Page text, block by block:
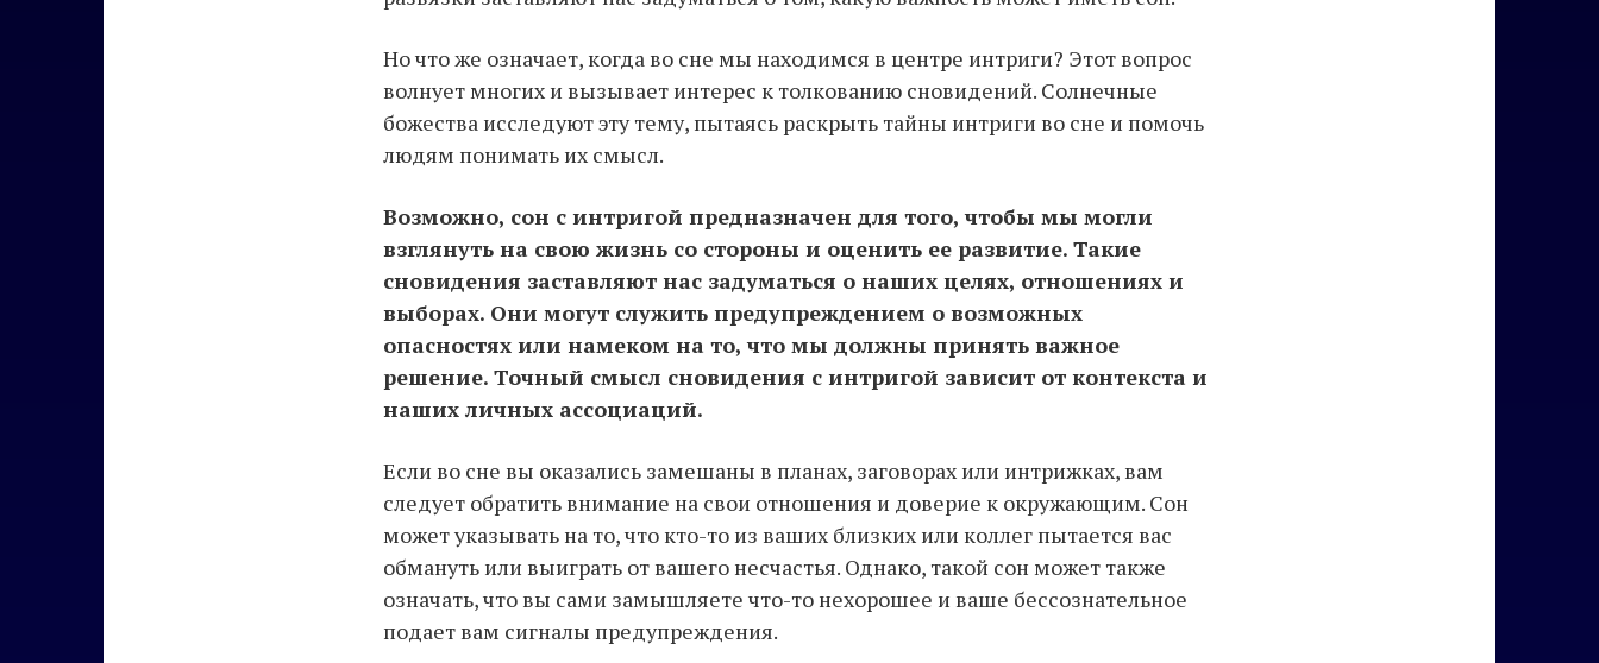
Но что же означает, когда во сне мы находимся в центре интриги? Этот вопрос
волнует многих и вызывает интерес к толкованию сновидений. Солнечные
божества исследуют эту тему, пытаясь раскрыть тайны интриги во сне и помочь
людям понимать их смысл.
Возможно, сон с интригой предназначен для того, чтобы мы могли
взглянуть на свою жизнь со стороны и оценить ее развитие. Такие
сновидения заставляют нас задуматься о наших целях, отношениях и
выборах. Они могут служить предупреждением о возможных
опасностях или намеком на то, что мы должны принять важное
решение. Точный смысл сновидения с интригой зависит от контекста и
наших личных ассоциаций.
Если во сне вы оказались замешаны в планах, заговорах или интрижках, вам
следует обратить внимание на свои отношения и доверие к окружающим. Сон
может указывать на то, что кто-то из ваших близких или коллег пытается вас
обмануть или выиграть от вашего несчастья. Однако, такой сон может также
означать, что вы сами замышляете что-то нехорошее и ваше бессознательное
подает вам сигналы предупреждения.